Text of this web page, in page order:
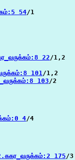
54/1
22/1,2
101/1,2
103/2
4/4
175/3